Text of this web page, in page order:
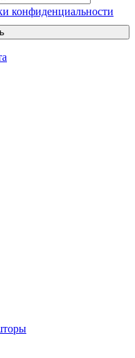
конфиденциальности